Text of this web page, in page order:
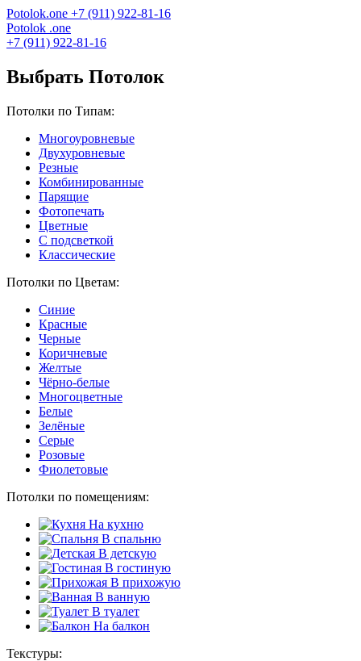
Potolok.one +7 (911) 922-81-16
Potolok .one
+7 (911) 922-81-16
Выбрать Потолок
Потолки по Типам:
Многоуровневые
Двухуровневые
Резные
Комбинированные
Парящие
Фотопечать
Цветные
С подсветкой
Классические
Потолки по Цветам:
Синие
Красные
Черные
Коричневые
Желтые
Чёрно-белые
Многоцветные
Белые
Зелёные
Серые
Розовые
Фиолетовые
Потолки по помещениям:
На кухню
В спальню
В детскую
В гостиную
В прихожую
В ванную
В туалет
На балкон
Текстуры: